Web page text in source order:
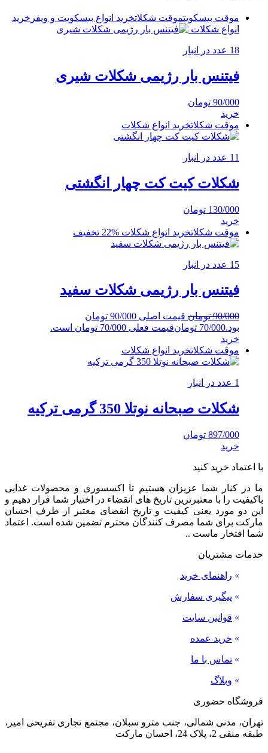
موقت بیسکویتموقت شکلاتخرید انواع بیسکویت و ویفر خرید
انواع شکلات
18 عدد در انبار
فیتنس بار رژیمی شکلات شیری
90/000 تومان
خرید
موقت شکلاتخرید انواع شکلات
11 عدد در انبار
شکلات کیت کت چهار انگشتی
130/000 تومان
خرید
موقت شکلاتخرید انواع شکلات %22 تخفیف
15 عدد در انبار
فیتنس بار رژیمی شکلات سفید
90/000 تومان
قیمت اصلی 90/000 تومان
بود.70/000 تومانقیمت فعلی 70/000 تومان است.
خرید
موقت شکلاتخرید انواع شکلات
1 عدد در انبار
شکلات صبحانه نوتلا 350 گرمی ترکیه
897/000 تومان
خرید
با اعتماد خرید کنید
ما در کنار شما عزیزان هستیم تا اکسسوری و محصولات غذایی
باکیفیت را با معتبرترین تاریخ های انقضاء در اختیار شما قرار دهیم و
این دو مورد یعنی کیفیت و تاریخ انقضای معتبر از طرف احسان
مارکت برای شما مصرف کنندگان محترم تضمین شده است. اعتماد
شما افتخار ماست ..
خدمات مشتریان
» راهنمای خرید
» پیگیری سفارش
» قوانین سایت
» خرید عمده
» تماس با ما
» وبلاگ
فروشگاه حضوری
تهران، مدنی شمالی، جنب مترو سبلان، مجتمع تجاری تفریحی امیر،
طبقه منفی 2، پلاک 24، احسان مارکت